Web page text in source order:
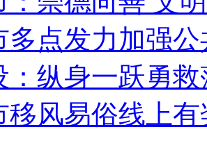
多点发力加强
：纵身一跃勇
移风易俗线上